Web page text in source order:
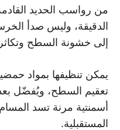
من رواسب الحديد
الدقيقة، وليس صدأ
إلى خشونة السطح وتكاثر
يمكن تنظيفها بمواد
تعقيم السطح، ويُفضّل
أسمنتية مرنة تسد
المستقبلية.